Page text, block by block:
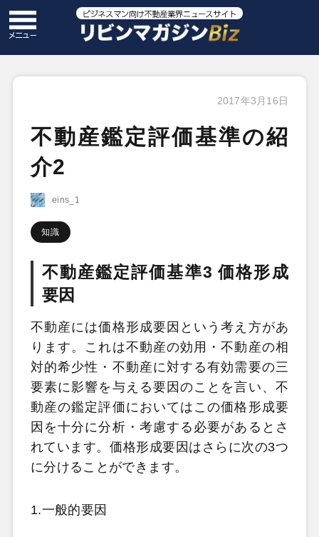
2017年3月16日
不動産鑑定評価基準の紹
介2
eins_1
知識
不動産鑑定評価基準3 価格形成
要因
不動産には価格形成要因という考え方があ
ります。これは不動産の効用・不動産の相
対的希少性・不動産に対する有効需要の三
要素に影響を与える要因のことを言い、不
動産の鑑定評価においてはこの価格形成要
因を十分に分析・考慮する必要があるとさ
れています。価格形成要因はさらに次の3つ
に分けることができます。
1.一般的要因